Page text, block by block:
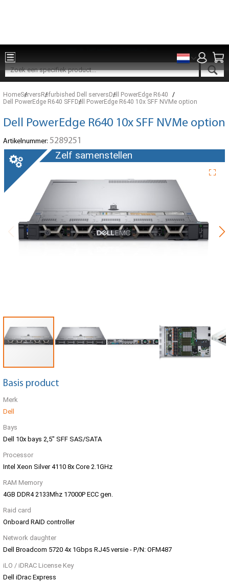
HomeServersRefurbished Dell serversDell PowerEdge R640
Dell PowerEdge R640 SFFDell PowerEdge R640 10x SFF NVMe option
Dell PowerEdge R640 10x SFF NVMe option
Artikelnummer: 5289251
Zelf samenstellen
Basis product
Merk
Dell
Bays
Dell 10x bays 2,5" SFF SAS/SATA
Processor
Intel Xeon Silver 4110 8x Core 2.1GHz
RAM Memory
4GB DDR4 2133Mhz 17000P ECC gen.
Raid card
Onboard RAID controller
Network daughter
Dell Broadcom 5720 4x 1Gbps RJ45 versie - P/N: OFM487
iLO / iDRAC License Key
Dell iDrac Express